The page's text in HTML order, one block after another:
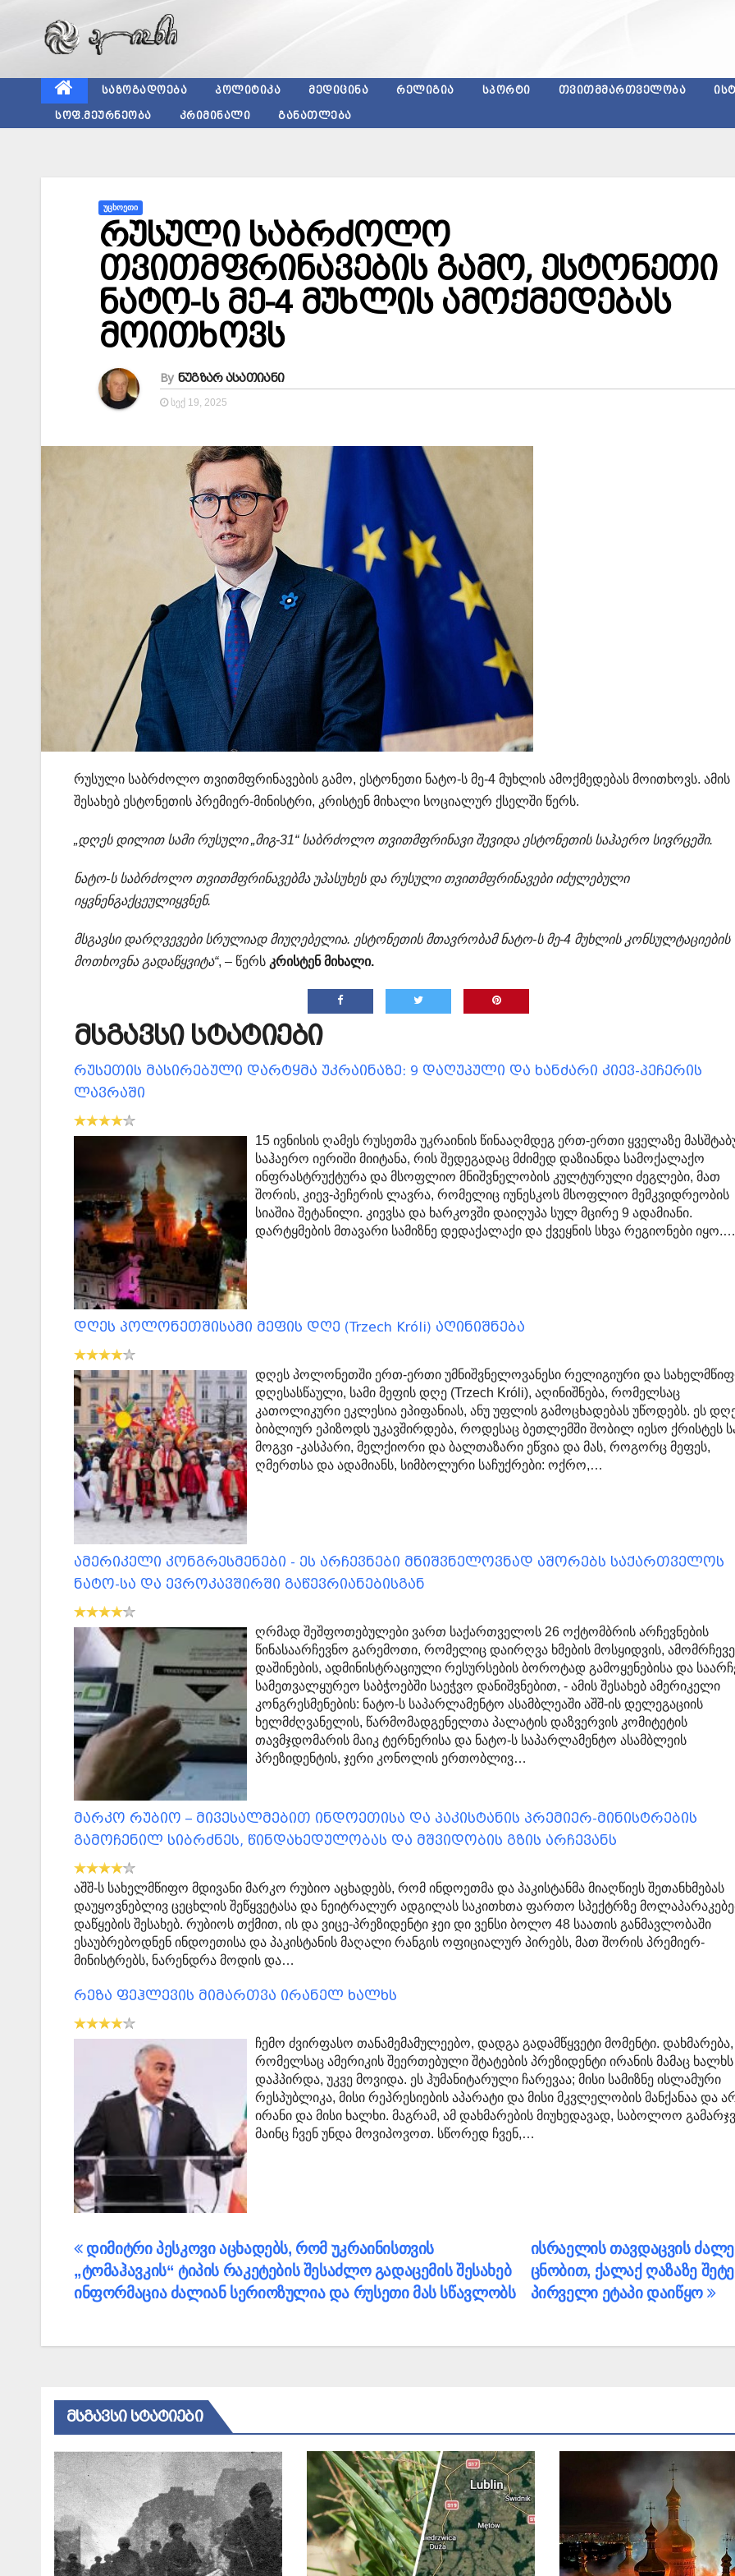
ᲡᲐᲖᲝᲒᲐᲓᲝᲔᲑᲐ ᲞᲝᲚᲘᲢᲘᲙᲐ ᲛᲔᲓᲘᲪᲘᲜᲐ ᲠᲔᲚᲘᲒᲘᲐ ᲡᲞᲝᲠᲢᲘ ᲗᲕᲘᲗᲛᲛᲐᲠᲗᲕᲔᲚᲝᲑᲐ
ᲡᲝᲤ.ᲛᲔᲣᲠᲜᲔᲝᲑᲐ ᲙᲠᲘᲛᲘᲜᲐᲚᲘ ᲒᲐᲜᲐᲗᲚᲔᲑᲐ
ᲣᲪᲮᲝᲔᲗᲘ
რუსული საბრძოლო
თვითმფრინავების გამო, ესტონეთი
ნატო-ს მე-4 მუხლის ამოქმედებას
მოითხოვს
By ნუგზარ ასათიანი
ᲡᲔᲥ 19, 2025
რუსული საბრძოლო თვითმფრინავების გამო, ესტონეთი ნატო-ს მე-4 მუხლის ამოქმედებას მოითხოვს. ამის
შესახებ ესტონეთის პრემიერ-მინისტრი, კრისტენ მიხალი სოციალურ ქსელში წერს.
„დღეს დილით სამი რუსული „მიგ-31“ საბრძოლო თვითმფრინავი შევიდა ესტონეთის საჰაერო სივრცეში.
ნატო-ს საბრძოლო თვითმფრინავებმა უპასუხეს და რუსული თვითმფრინავები იძულებული
იყვნენგაქცეულიყვნენ.
მსგავსი დარღვევები სრულიად მიუღებელია. ესტონეთის მთავრობამ ნატო-ს მე-4 მუხლის კონსულტაციების
მოთხოვნა გადაწყვიტა“, – წერს კრისტენ მიხალი.
მსგავსი სტატიები
რუსეთის მასირებული დარტყმა უკრაინაზე: 9 დაღუპული და ხანძარი კიევ-პეჩერის
ლავრაში
15 ივნისის ღამეს რუსეთმა უკრაინის წინააღმდეგ ერთ-ერთი ყველაზე
საჰაერო იერიში მიიტანა, რის შედეგადაც მძიმედ დაზიანდა სამოქალაქო
ინფრასტრუქტურა და მსოფლიო მნიშვნელობის კულტურული ძეგლები, მათ
შორის, კიევ-პეჩერის ლავრა, რომელიც იუნესკოს მსოფლიო მემკვიდრეობის
სიაშია შეტანილი. კიევსა და ხარკოვში დაიღუპა სულ მცირე 9 ადამიანი.
დარტყმების მთავარი სამიზნე დედაქალაქი და ქვეყნის სხვა რეგიონები იყო.…
დღეს პოლონეთშისამი მეფის დღე (Trzech Króli) აღინიშნება
დღეს პოლონეთში ერთ-ერთი უმნიშვნელოვანესი რელიგიური და
დღესასწაული, სამი მეფის დღე (Trzech Króli), აღინიშნება, რომელსაც
კათოლიკური ეკლესია ეპიფანიას, ანუ უფლის გამოცხადებას უწოდებს. ეს
ბიბლიურ ეპიზოდს უკავშირდება, როდესაც ბეთლემში შობილ იესო ქრისტეს
მოგვი -კასპარი, მელქიორი და ბალთაზარი ეწვია და მას, როგორც მეფეს,
ღმერთსა და ადამიანს, სიმბოლური საჩუქრები: ოქრო,…
ამერიკელი კონგრესმენები - ეს არჩევნები მნიშვნელოვნად აშორებს საქართველოს
ნატო-სა და ევროკავშირში გაწევრიანებისგან
ღრმად შეშფოთებულები ვართ საქართველოს 26 ოქტომბრის არჩევნების
წინასაარჩევნო გარემოთი, რომელიც დაირღვა ხმების მოსყიდვის,
დაშინების, ადმინისტრაციული რესურსების ბოროტად გამოყენებისა და
სამეთვალყურეო საბჭოებში საეჭვო დანიშვნებით, - ამის შესახებ ამერიკელი
კონგრესმენების: ნატო-ს საპარლამენტო ასამბლეაში აშშ-ის დელეგაციის
ხელმძღვანელის, წარმომადგენელთა პალატის დაზვერვის კომიტეტის
თავმჯდომარის მაიკ ტერნერისა და ნატო-ს საპარლამენტო ასამბლეის
პრეზიდენტის, ჯერი კონოლის ერთობლივ…
მარკო რუბიო – მივესალმებით ინდოეთისა და პაკისტანის პრემიერ-მინისტრების
გამოჩენილ სიბრძნეს, წინდახედულობას და მშვიდობის გზის არჩევანს
აშშ-ს სახელმწიფო მდივანი მარკო რუბიო აცხადებს, რომ ინდოეთმა და პაკისტანმა მიაღწიეს შეთანხმებას
დაუყოვნებლივ ცეცხლის შეწყვეტასა და ნეიტრალურ ადგილას საკითხთა ფართო სპექტრზე
დაწყების შესახებ. რუბიოს თქმით, ის და ვიცე-პრეზიდენტი ჯეი დი ვენსი ბოლო 48 საათის განმავლობაში
ესაუბრებოდნენ ინდოეთისა და პაკისტანის მაღალი რანგის ოფიციალურ პირებს, მათ შორის პრემიერ-
მინისტრებს, ნარენდრა მოდის და…
რეზა ფეჰლევის მიმართვა ირანელ ხალხს
ჩემო ძვირფასო თანამემამულეებო, დადგა გადამწყვეტი მომენტი. დახმარება,
რომელსაც ამერიკის შეერთებული შტატების პრეზიდენტი ირანის მამაც ხალხს
დაჰპირდა, უკვე მოვიდა. ეს ჰუმანიტარული ჩარევაა; მისი სამიზნე ისლამური
რესპუბლიკა, მისი რეპრესიების აპარატი და მისი მკვლელობის მანქანაა და
ირანი და მისი ხალხი. მაგრამ, ამ დახმარების მიუხედავად, საბოლოო
მაინც ჩვენ უნდა მოვიპოვოთ. სწორედ ჩვენ,…
პოსტის
ნავიგაცია
ისრაელის თავდაცვის
ცნობით, ქალაქ ღაზაზე
პირველი ეტაპი დაიწყო
დიმიტრი პესკოვი აცხადებს, რომ უკრაინისთვის
„ტომაჰავკის“ ტიპის რაკეტების შესაძლო გადაცემის შესახებ
ინფორმაცია ძალიან სერიოზულია და რუსეთი მას სწავლობს
ᲛᲡᲒᲐᲕᲡᲘ ᲡᲢᲐᲢᲘᲔᲑᲘ